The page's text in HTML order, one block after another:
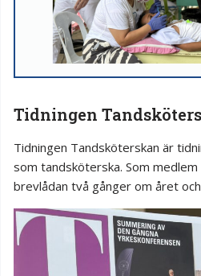
Tidningen
Tidningen Tandsköterskan är
som tandsköterska. Som medlem
brevlådan två gånger om året